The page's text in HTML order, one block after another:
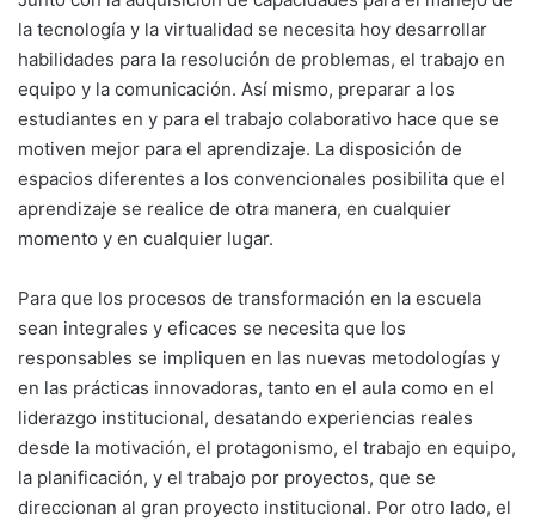
la tecnología y la virtualidad se necesita hoy desarrollar
habilidades para la resolución de problemas, el trabajo en
equipo y la comunicación. Así mismo, preparar a los
estudiantes en y para el trabajo colaborativo hace que se
motiven mejor para el aprendizaje. La disposición de
espacios diferentes a los convencionales posibilita que el
aprendizaje se realice de otra manera, en cualquier
momento y en cualquier lugar.
Para que los procesos de transformación en la escuela
sean integrales y eficaces se necesita que los
responsables se impliquen en las nuevas metodologías y
en las prácticas innovadoras, tanto en el aula como en el
liderazgo institucional, desatando experiencias reales
desde la motivación, el protagonismo, el trabajo en equipo,
la planificación, y el trabajo por proyectos, que se
direccionan al gran proyecto institucional. Por otro lado, el